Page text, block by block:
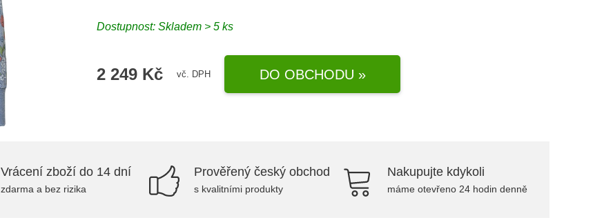
Dostupnost: Skladem > 5 ks
2 249 Kč vč. DPH DO OBCHODU »
Vrácení zboží do 14 dní
zdarma a bez rizika
Prověřený český obchod
s kvalitními produkty
Nakupujte kdykoli
máme otevřeno 24 hodin denně